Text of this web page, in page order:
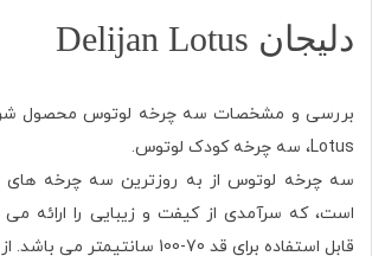
دلیجان Delijan Lotus
Lotus، سه چرخه کودک
لوتوس.
سه چرخه لوتوس از به روزترین سه چرخه های
است، که سرآمدی از کیفت و زیبایی را ارائه
قابل استفاده برای قد 70-100